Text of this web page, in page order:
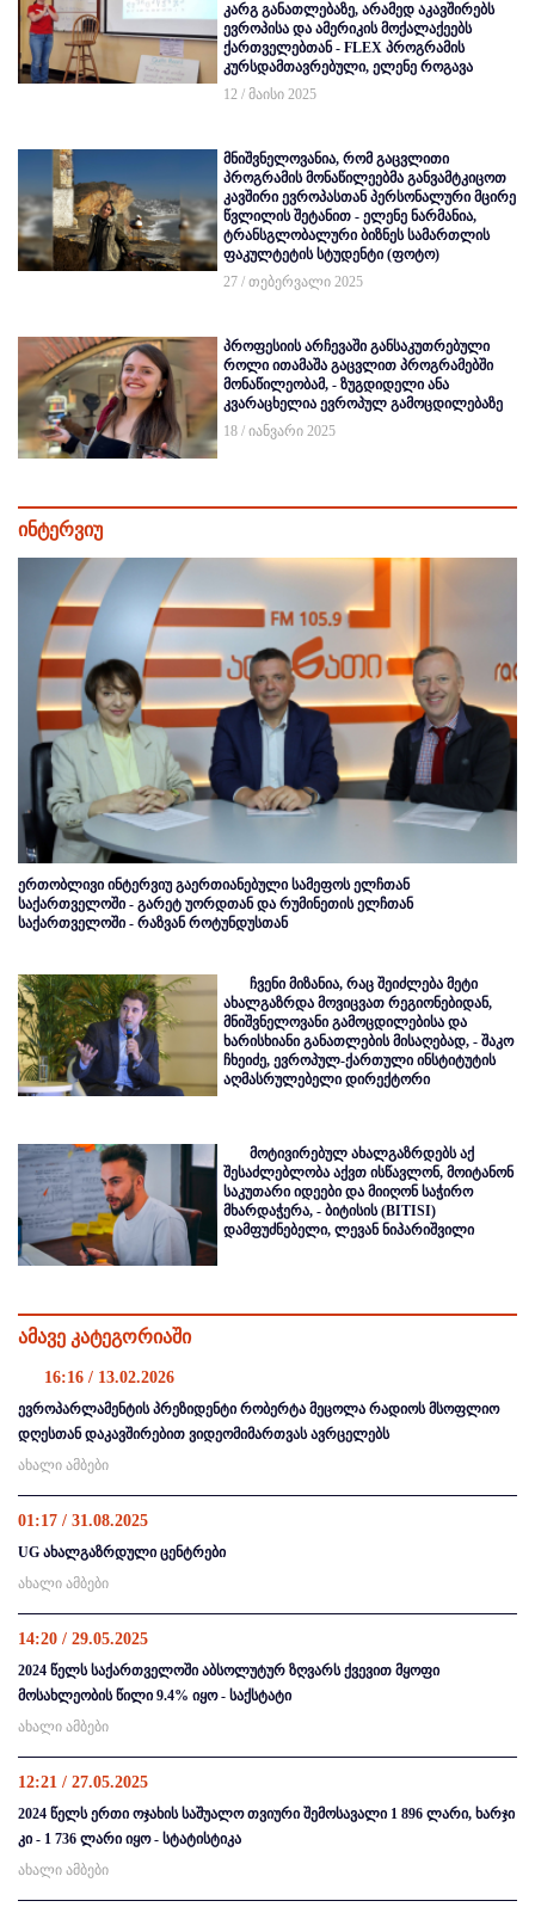
კარგ განათლებაზე, არამედ აკავშირებს
ევროპისა და ამერიკის მოქალაქეებს
ქართველებთან - FLEX პროგრამის
კურსდამთავრებული, ელენე როგავა
12 / მაისი 2025
მნიშვნელოვანია, რომ გაცვლითი
პროგრამის მონაწილეებმა განვამტკიცოთ
კავშირი ევროპასთან პერსონალური მცირე
წვლილის შეტანით - ელენე ნარმანია,
ტრანსგლობალური ბიზნეს სამართლის
ფაკულტეტის სტუდენტი (ფოტო)
27 / თებერვალი 2025
პროფესიის არჩევაში განსაკუთრებული
როლი ითამაშა გაცვლით პროგრამებში
მონაწილეობამ, - ზუგდიდელი ანა
კვარაცხელია ევროპულ გამოცდილებაზე
18 / იანვარი 2025
ინტერვიუ
ერთობლივი ინტერვიუ გაერთიანებული სამეფოს ელჩთან
საქართველოში - გარეტ უორდთან და რუმინეთის ელჩთან
საქართველოში - რაზვან როტუნდუსთან
ჩვენი მიზანია, რაც შეიძლება მეტი
ახალგაზრდა მოვიცვათ რეგიონებიდან,
მნიშვნელოვანი გამოცდილებისა და
ხარისხიანი განათლების მისაღებად, - შაკო
ჩხეიძე, ევროპულ-ქართული ინსტიტუტის
აღმასრულებელი დირექტორი
მოტივირებულ ახალგაზრდებს აქ
შესაძლებლობა აქვთ ისწავლონ, მოიტანონ
საკუთარი იდეები და მიიღონ საჭირო
მხარდაჭერა, - ბიტისის (BITISI)
დამფუძნებელი, ლევან ნიპარიშვილი
ამავე კატეგორიაში
16:16 / 13.02.2026
ევროპარლამენტის პრეზიდენტი რობერტა მეცოლა რადიოს მსოფლიო
დღესთან დაკავშირებით ვიდეომიმართვას ავრცელებს
ახალი ამბები
01:17 / 31.08.2025
UG ახალგაზრდული ცენტრები
ახალი ამბები
14:20 / 29.05.2025
2024 წელს საქართველოში აბსოლუტურ ზღვარს ქვევით მყოფი
მოსახლეობის წილი 9.4% იყო - საქსტატი
ახალი ამბები
12:21 / 27.05.2025
2024 წელს ერთი ოჯახის საშუალო თვიური შემოსავალი 1 896 ლარი, ხარჯი
კი - 1 736 ლარი იყო - სტატისტიკა
ახალი ამბები